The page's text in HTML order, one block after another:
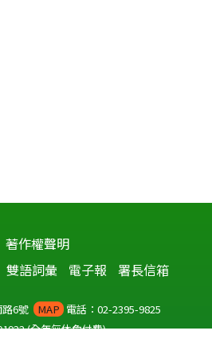
著作權聲明
雙語詞彙 電子報 署長信箱
6號 MAP 電話：02-2395-9825
(全年無休免付費)